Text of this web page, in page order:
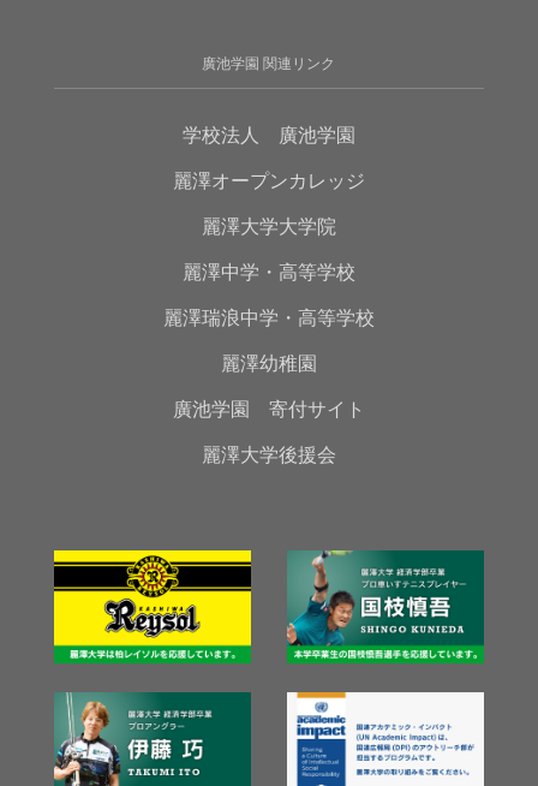
廣池学園 関連リンク
学校法人 廣池学園
麗澤オープンカレッジ
麗澤大学大学院
麗澤中学・高等学校
麗澤瑞浪中学・高等学校
麗澤幼稚園
廣池学園 寄付サイト
麗澤大学後援会